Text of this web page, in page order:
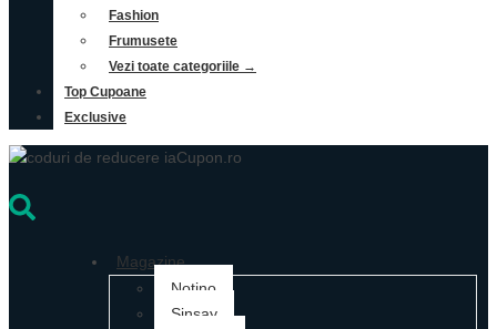
Fashion
Frumusete
Vezi toate categoriile →
Top Cupoane
Exclusive
Magazine
Notino
Sinsay